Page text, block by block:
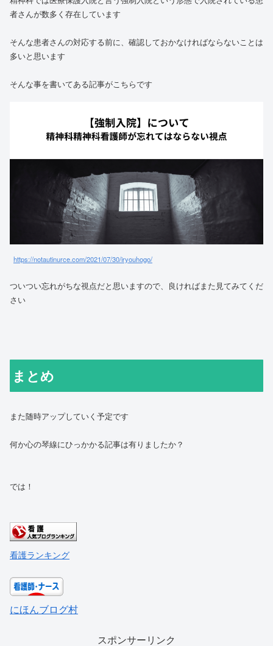
者さんが数多く存在しています
そんな患者さんの対応する前に、確認しておかなければならないことは
多いと思います
そんな事を書いてある記事がこちらです
https://notautinurce.com/2021/07/30/iryouhogo/
ついつい忘れがちな視点だと思いますので、良ければまた見てみてくだ
さい
まとめ
また随時アップしていく予定です
何か心の琴線にひっかかる記事は有りましたか？
では！
看護ランキング
にほんブログ村
スポンサーリンク